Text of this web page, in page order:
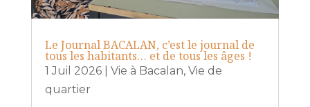
Le Journal BACALAN, c’est le journal de
tous les habitants… et de tous les âges !
1 Juil 2026| Vie à Bacalan, Vie de
quartier